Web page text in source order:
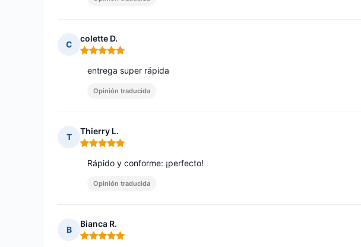
C
colette D.
Nota: 5 de 5
entrega super rápida
Opinión traducida
T
Thierry L.
Nota: 5 de 5
Rápido y conforme: ¡perfecto!
Opinión traducida
B
Bianca R.
Nota: 5 de 5